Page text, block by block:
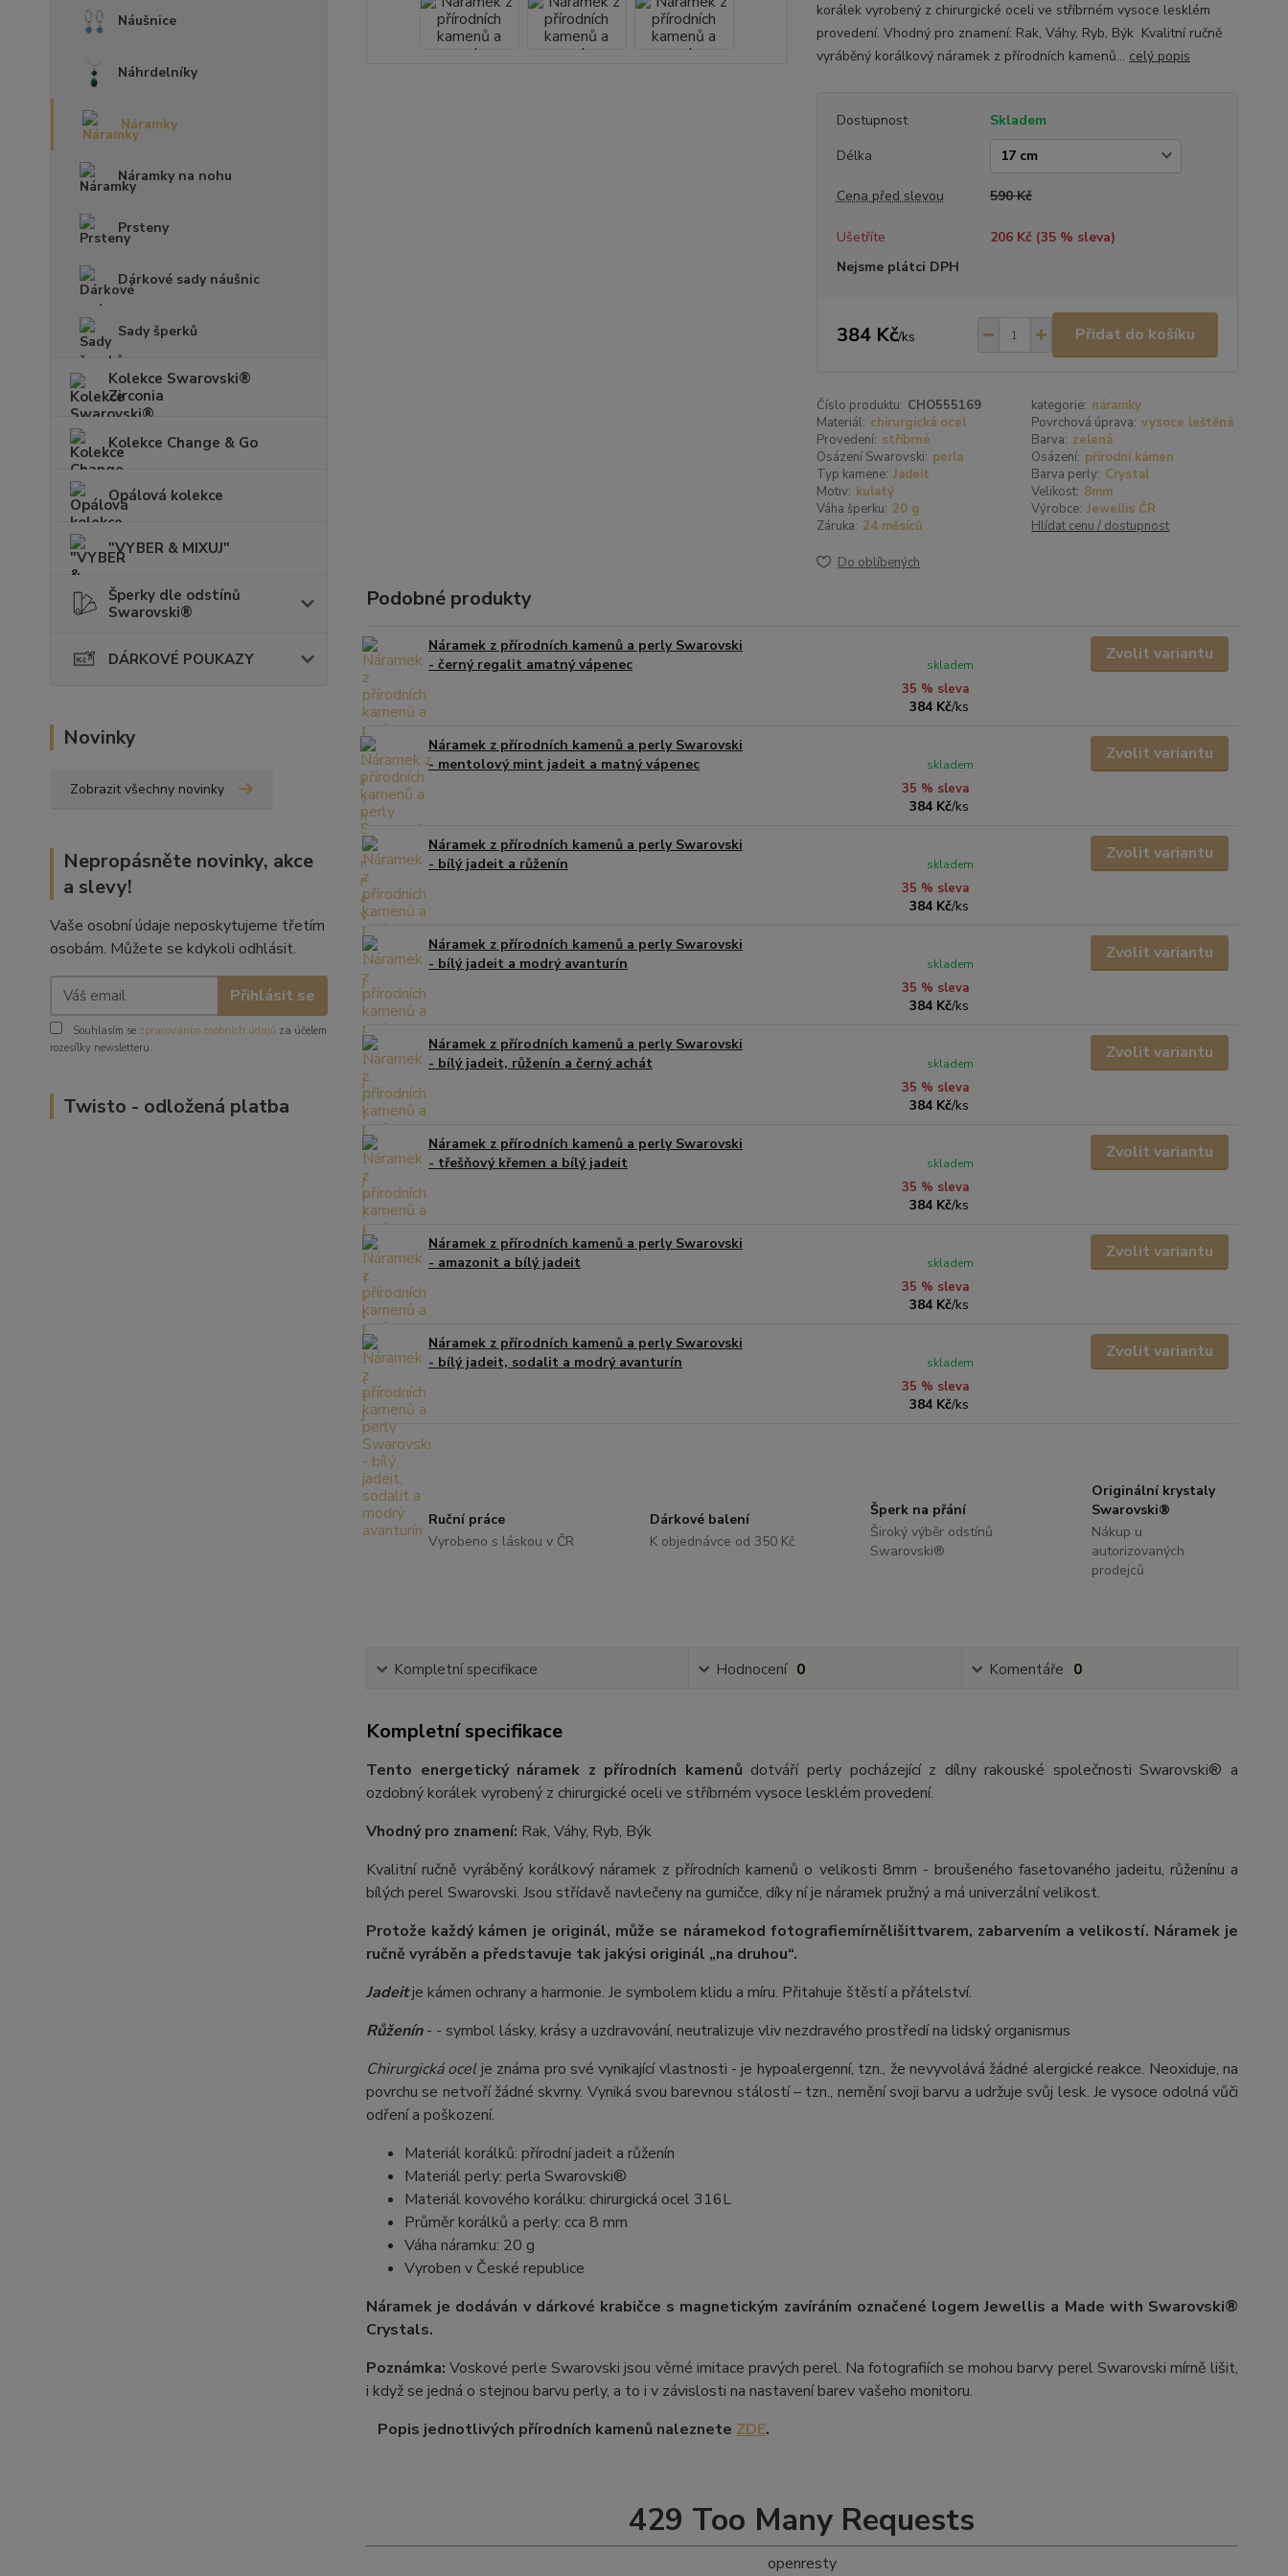
Náušnice
Náhrdelníky
Náramky
Náramky na nohu
Prsteny
Dárkové sady náušnic
Sady šperků
Kolekce Swarovski®
Zirconia
Kolekce Change & Go
Opálová kolekce
"VYBER & MIXUJ"
Šperky dle odstínů
Swarovski®
DÁRKOVÉ POUKAZY
Novinky
Zobrazit všechny novinky
Nepropásněte novinky, akce
a slevy!
Vaše osobní údaje neposkytujeme třetím
osobám. Můžete se kdykoli odhlásit.
Přihlásit se
Souhlasím se zpracováním osobních údajů za účelem
rozesílky newsletteru.
Twisto - odložená platba
korálek vyrobený z chirurgické oceli ve stříbrném vysoce lesklém
provedení. Vhodný pro znamení: Rak, Váhy, Ryb, Býk Kvalitní ručně
vyráběný korálkový náramek z přírodních kamenů... celý popis
Dostupnost
Skladem
Délka
Cena před slevou 590 Kč
Ušetříte 206 Kč (35% sleva)
Nejsme plátci DPH
384 Kč/ks Přidat do košíku
Číslo produktu: CHO555169 kategorie: náramky
Materiál: chirurgická ocel Povrchová úprava: vysoce leštěná
Provedení: stříbrné Barva: zelená
Osázení Swarovski: perla Osázení: přírodní kámen
Typ kamene: Jadeit Barva perly: Crystal
Motiv: kulatý Velikost: 8mm
Váha šperku: 20 g Výrobce: Jewellis ČR
Záruka: 24 měsíců Hlídat cenu / dostupnost
Do oblíbených
Podobné produkty
Náramek z přírodních kamenů a perly Swarovski
- černý regalit amatný vápenec
35 % sleva
384 Kč/ks
skladem
Zvolit variantu
Náramek z přírodních kamenů a perly Swarovski
- mentolový mint jadeit a matný vápenec
35 % sleva
384 Kč/ks
skladem
Zvolit variantu
Náramek z přírodních kamenů a perly Swarovski
- bílý jadeit a růženín
35 % sleva
384 Kč/ks
skladem
Zvolit variantu
Náramek z přírodních kamenů a perly Swarovski
- bílý jadeit a modrý avanturín
35 % sleva
384 Kč/ks
skladem
Zvolit variantu
Náramek z přírodních kamenů a perly Swarovski
- bílý jadeit, růženín a černý achát
35 % sleva
384 Kč/ks
skladem
Zvolit variantu
Náramek z přírodních kamenů a perly Swarovski
- třešňový křemen a bílý jadeit
35 % sleva
384 Kč/ks
skladem
Zvolit variantu
Náramek z přírodních kamenů a perly Swarovski
- amazonit a bílý jadeit
35 % sleva
384 Kč/ks
skladem
Zvolit variantu
Náramek z přírodních kamenů a perly Swarovski
- bílý jadeit, sodalit a modrý avanturín
35 % sleva
384 Kč/ks
skladem
Zvolit variantu
Ruční práce
Vyrobeno s láskou v ČR
Dárkové balení
K objednávce od 350 Kč
Šperk na přání
Široký výběr odstínů
Swarovski®
Originální krystaly
Swarovski®
Nákup u
autorizovaných
prodejců
Kompletní specifikace Hodnocení 0 Komentáře 0
Kompletní specifikace
Tento energetický náramek z přírodních kamenů dotváří perly pocházející z dílny rakouské společnosti Swarovski® a
ozdobný korálek vyrobený z chirurgické oceli ve stříbrném vysoce lesklém provedení.
Vhodný pro znamení: Rak, Váhy, Ryb, Býk
Kvalitní ručně vyráběný korálkový náramek z přírodních kamenů o velikosti 8mm - broušeného fasetovaného jadeitu, růženínu a
bílých perel Swarovski. Jsou střídavě navlečeny na gumičce, díky ní je náramek pružný a má univerzální velikost.
Protože každý kámen je originál, může se náramekod fotografiemírnělišittvarem, zabarvením a velikostí. Náramek je
ručně vyráběn a představuje tak jakýsi originál „na druhou“.
Jadeitje kámen ochrany a harmonie. Je symbolem klidu a míru. Přitahuje štěstí a přátelství.
Růženín- - symbol lásky, krásy a uzdravování, neutralizuje vliv nezdravého prostředí na lidský organismus
Chirurgická ocel je známa pro své vynikající vlastnosti - je hypoalergenní, tzn., že nevyvolává žádné alergické reakce. Neoxiduje, na
povrchu se netvoří žádné skvrny. Vyniká svou barevnou stálostí – tzn., nemění svoji barvu a udržuje svůj lesk. Je vysoce odolná vůči
odření a poškození.
Materiál korálků: přírodní jadeit a růženín
Materiál perly: perla Swarovski®
Materiál kovového korálku: chirurgická ocel 316L
Průměr korálků a perly: cca 8 mm
Váha náramku: 20 g
Vyroben v České republice
Náramek je dodáván v dárkové krabičce s magnetickým zavíráním označené logem Jewellis a Made with Swarovski®
Crystals.
Poznámka: Voskové perle Swarovski jsou věrné imitace pravých perel. Na fotografiích se mohou barvy perel Swarovski mírně lišit,
i když se jedná o stejnou barvu perly, a to i v závislosti na nastavení barev vašeho monitoru.
Popis jednotlivých přírodních kamenů naleznete ZDE.
429 Too Many Requests
openresty